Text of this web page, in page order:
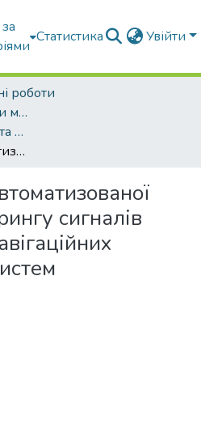
Статистика Увійти
роботи
Кваліфікаційні роботи магістрів
ОПП "Автоматизація та комп’ютерно-інтегровані технології"
Дослідження автоматизованої системи моніторингу сигналів синхронізації навігаційних супутникових систем
сигналів